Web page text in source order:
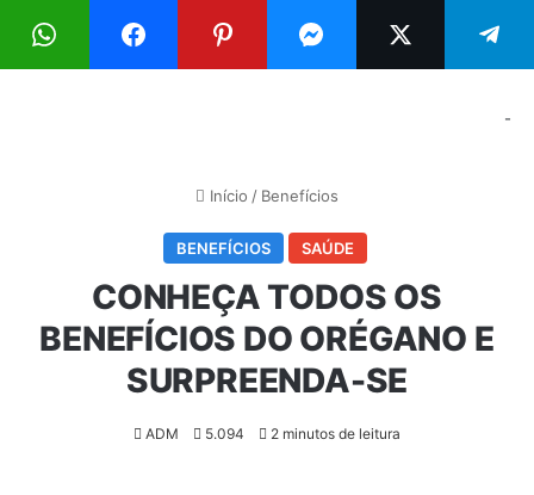
Menu
-
Início / Benefícios
BENEFÍCIOS SAÚDE
CONHEÇA TODOS OS
BENEFÍCIOS DO ORÉGANO E
SURPREENDA-SE
ADM 5.094 2 minutos de leitura